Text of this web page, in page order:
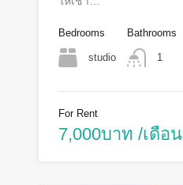
Bedrooms
studio
Bathrooms
1
For Rent
7,000บาท /เดือน